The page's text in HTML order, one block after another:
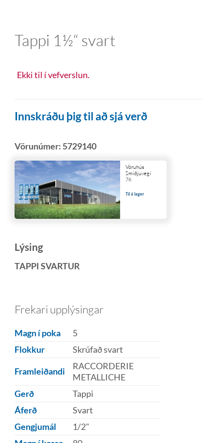
Tappi 1½“ svart
Ekki til í vefverslun.
Innskráðu þig til að sjá verð
Vörunúmer: 5729140
Vöruhús
Smiðjuvegi
76
Til á lager
Lýsing
TAPPI SVARTUR
Frekari upplýsingar
Magn í poka
5
Flokkur
Skrúfað svart
Framleiðandi
RACCORDERIE
METALLICHE
Gerð
Tappi
Áferð
Svart
Gengjumál
1/2"